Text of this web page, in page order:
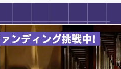
アート・写真
テクノロジー・ガジェット